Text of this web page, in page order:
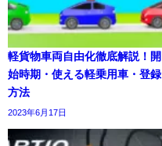
軽貨物車両自由化徹底解説！開
始時期・使える軽乗用車・登録
方法
2023年6月17日